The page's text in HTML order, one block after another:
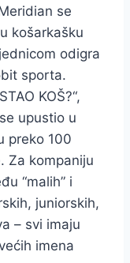
se
košarkašku
odigra
sporta.
KOŠ?“,
upustio u
preko 100
Za kompaniju
“malih” i
juniorskih,
– svi imaju
imena